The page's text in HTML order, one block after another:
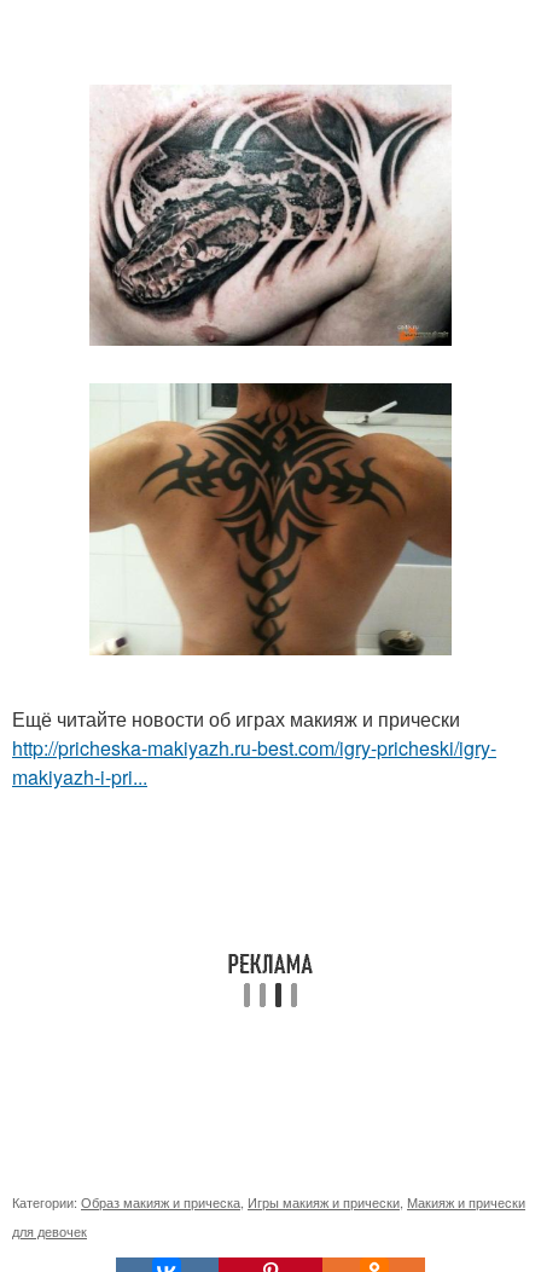
Ещё читайте новости об играх макияж и прически
http://pricheska-makiyazh.ru-best.com/igry-pricheski/igry-
makiyazh-i-pri...
Категории: Образ макияж и прическа, Игры макияж и прически, Макияж и прически
для девочек